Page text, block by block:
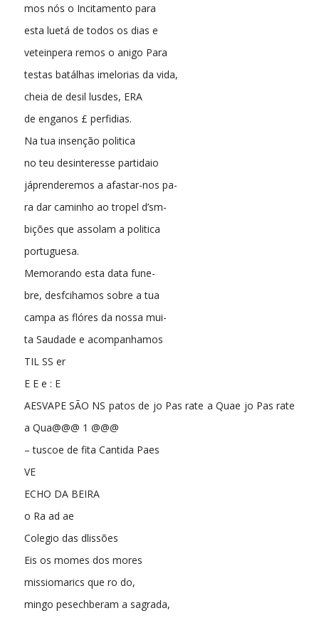
mos nós o Incitamento para
esta luetá de todos os dias e
veteinpera remos o anigo Para
testas batálhas imelorias da vida,
cheia de desil lusdes, ERA
de enganos £ perfidias.
Na tua insenção politica
no teu desinteresse partidaio
jáprenderemos a afastar-nos pa-
ra dar caminho ao tropel d’sm-
bições que assolam a politica
portuguesa.
Memorando esta data fune-
bre, desfcihamos sobre a tua
campa as flóres da nossa mui-
ta Saudade e acompanhamos
TIL SS er
E E e : E
AESVAPE SÃO NS patos de jo Pas rate a Quae jo Pas rate
a Qua@@@ 1 @@@
– tuscoe de fita Cantida Paes
VE
ECHO DA BEIRA
o Ra ad ae
Colegio das dlissões
Eis os momes dos mores
missiomarics que ro do,
mingo pesechberam a sagrada,